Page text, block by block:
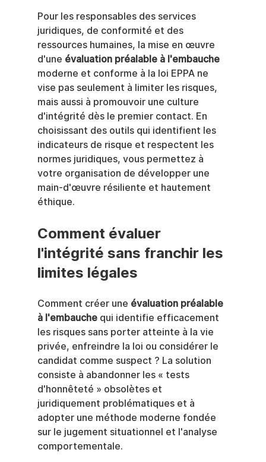
Pour les responsables des services
juridiques, de conformité et des
ressources humaines, la mise en œuvre
d'une évaluation préalable à l'embauche
moderne et conforme à la loi EPPA ne
vise pas seulement à limiter les risques,
mais aussi à promouvoir une culture
d'intégrité dès le premier contact. En
choisissant des outils qui identifient les
indicateurs de risque et respectent les
normes juridiques, vous permettez à
votre organisation de développer une
main-d'œuvre résiliente et hautement
éthique.
Comment évaluer
l'intégrité sans franchir les
limites légales
Comment créer une évaluation préalable
à l'embauche qui identifie efficacement
les risques sans porter atteinte à la vie
privée, enfreindre la loi ou considérer le
candidat comme suspect ? La solution
consiste à abandonner les « tests
d'honnêteté » obsolètes et
juridiquement problématiques et à
adopter une méthode moderne fondée
sur le jugement situationnel et l'analyse
comportementale.